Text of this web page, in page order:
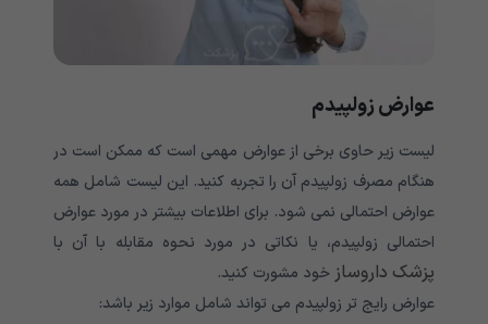
عوارض زولپیدم
لیست زیر حاوی برخی از عوارض مهمی است که ممکن است در
هنگام مصرف زولپیدم آن را تجربه کنید. این لیست شامل همه
عوارض احتمالی نمی شود. برای اطلاعات بیشتر در مورد عوارض
احتمالی زولپیدم، یا نکاتی در مورد نحوه مقابله با آن با
پزشک داروساز خود مشورت کنید.
عوارض رایج تر زولپیدم می تواند شامل موارد زیر باشد: